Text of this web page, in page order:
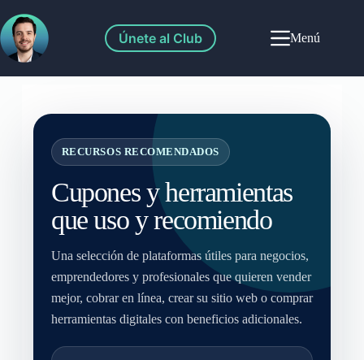
Únete al Club Menú
RECURSOS RECOMENDADOS
Cupones y herramientas
que uso y recomiendo
Una selección de plataformas útiles para negocios,
emprendedores y profesionales que quieren vender
mejor, cobrar en línea, crear su sitio web o comprar
herramientas digitales con beneficios adicionales.